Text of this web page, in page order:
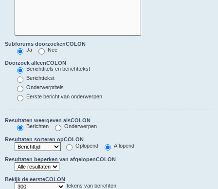
Subforums doorzoekenCOLON
Ja
Nee
Doorzoek alleenCOLON
Berichttitels en berichttekst
Berichttekst
Onderwerptitels
Eerste bericht van onderwerpen
Resultaten weergeven alsCOLON
Berichten
Onderwerpen
Resultaten sorteren opCOLON
Oplopend
Aflopend
Resultaten beperken van afgelopenCOLON
Bekijk de eersteCOLON
tekens van berichten